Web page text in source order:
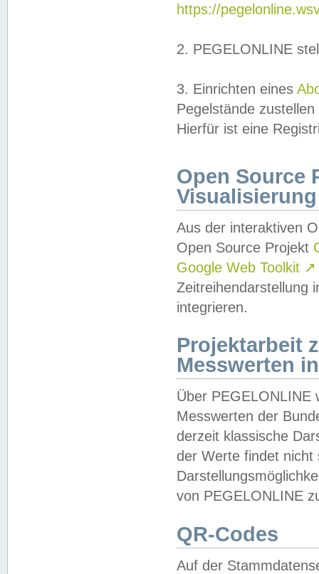
https://
2. PEGELONLINE
3. Einrichten eines
Pegelstände
Hierfür ist eine
Open Source
Visualisierung
Aus der interaktiven
Open Source Projekt
Google Web Toolkit ↗
Zeitreihendarstellung
integrieren.
Projektarbeit
Messwerten
Über PEGELONLINE
Messwerten der
derzeit klassische
der Werte findet
von PEGELONLINE
QR-Codes
Auf der